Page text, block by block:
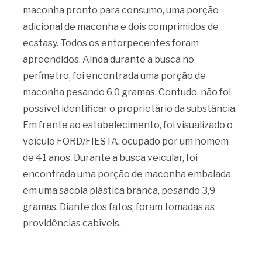
maconha pronto para consumo, uma porção
adicional de maconha e dois comprimidos de
ecstasy. Todos os entorpecentes foram
apreendidos. Ainda durante a busca no
perímetro, foi encontrada uma porção de
maconha pesando 6,0 gramas. Contudo, não foi
possível identificar o proprietário da substância.
Em frente ao estabelecimento, foi visualizado o
veículo FORD/FIESTA, ocupado por um homem
de 41 anos. Durante a busca veicular, foi
encontrada uma porção de maconha embalada
em uma sacola plástica branca, pesando 3,9
gramas. Diante dos fatos, foram tomadas as
providências cabíveis.